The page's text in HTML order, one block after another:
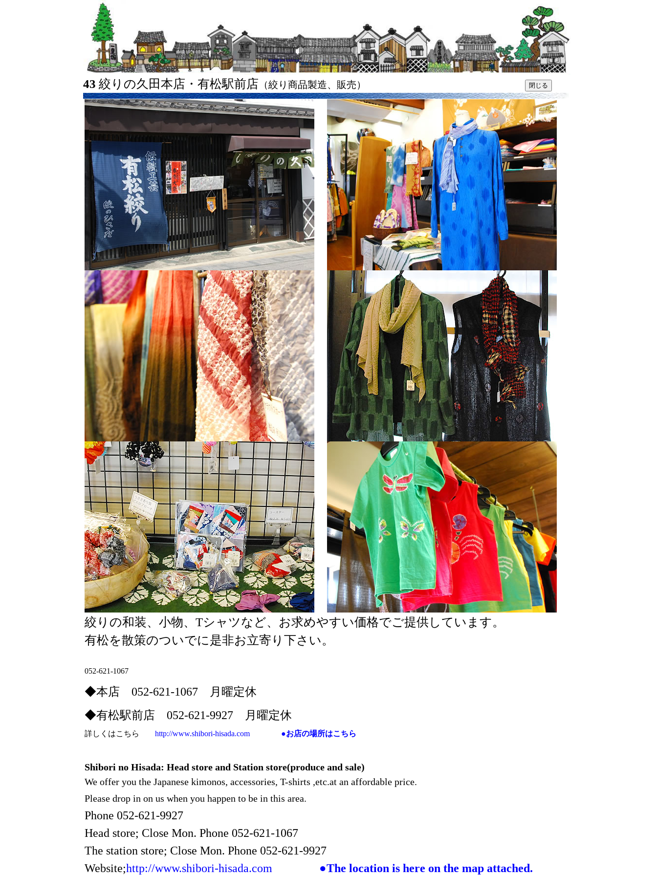
43 絞りの久田本店・有松駅前店 （絞り商品製造、販売）
絞りの和装、小物、Tシャツなど、お求めやすい価格でご提供しています。
有松を散策のついでに是非お立寄り下さい。
052-621-1067
◆本店 052-621-1067 月曜定休
◆有松駅前店 052-621-9927 月曜定休
詳しくはこちら http://www.shibori-hisada.com ●お店の場所はこちら
Shibori no Hisada: Head store and Station store(produce and sale)
We offer you the Japanese kimonos, accessories, T-shirts ,etc.at an affordable price.
Please drop in on us when you happen to be in this area.
Phone 052-621-9927
Head store; Close Mon. Phone 052-621-1067
The station store; Close Mon. Phone 052-621-9927
Website;http://www.shibori-hisada.com ●The location is here on the map attached.